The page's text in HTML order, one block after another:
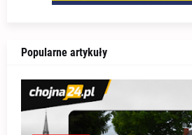
Popularne artykuły